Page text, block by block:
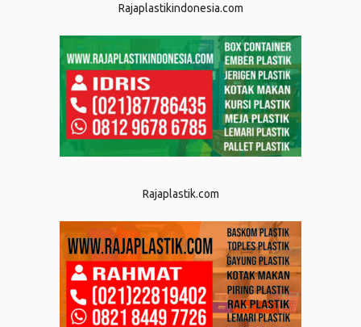
Rajaplastikindonesia.com
Rajaplastik.com